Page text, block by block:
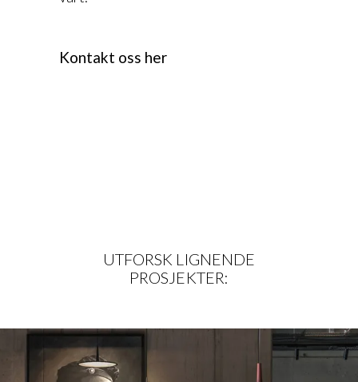
Kontakt oss her
UTFORSK LIGNENDE
PROSJEKTER: